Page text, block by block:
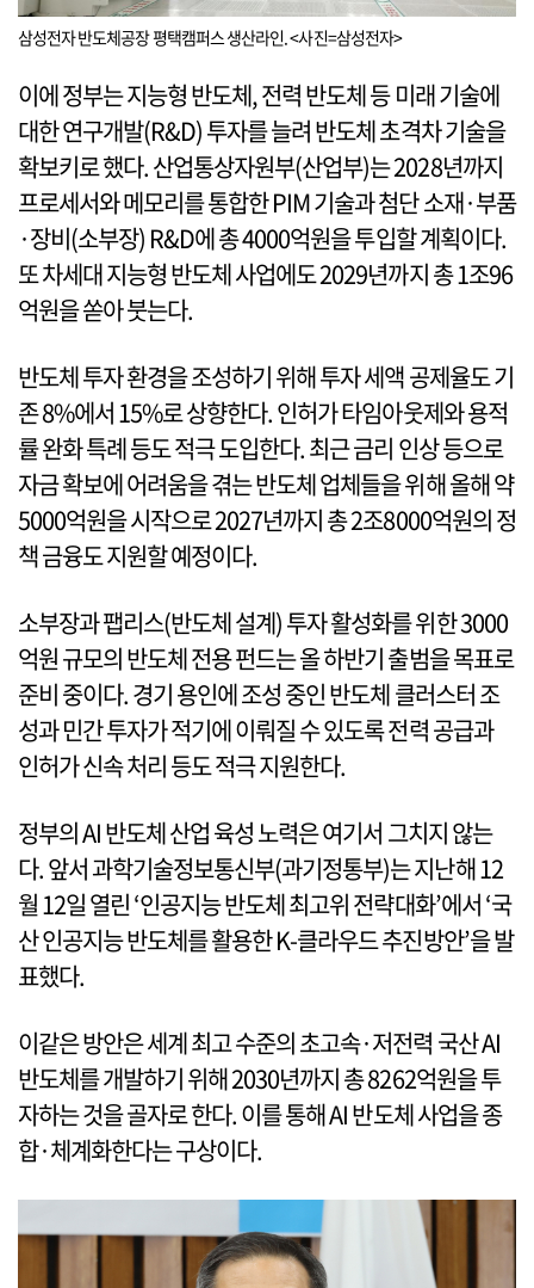
삼성전자 반도체공장 평택캠퍼스 생산라인. <사진=삼성전자>
이에 정부는 지능형 반도체, 전력 반도체 등 미래 기술에
대한 연구개발(R&D) 투자를 늘려 반도체 초격차 기술을
확보키로 했다. 산업통상자원부(산업부)는 2028년까지
프로세서와 메모리를 통합한 PIM 기술과 첨단 소재·부품
·장비(소부장) R&D에 총 4000억원을 투입할 계획이다.
또 차세대 지능형 반도체 사업에도 2029년까지 총 1조96
억원을 쏟아 붓는다.
반도체 투자 환경을 조성하기 위해 투자 세액 공제율도 기
존 8%에서 15%로 상향한다. 인허가 타임아웃제와 용적
률 완화 특례 등도 적극 도입한다. 최근 금리 인상 등으로
자금 확보에 어려움을 겪는 반도체 업체들을 위해 올해 약
5000억원을 시작으로 2027년까지 총 2조8000억원의 정
책 금융도 지원할 예정이다.
소부장과 팹리스(반도체 설계) 투자 활성화를 위한 3000
억원 규모의 반도체 전용 펀드는 올 하반기 출범을 목표로
준비 중이다. 경기 용인에 조성 중인 반도체 클러스터 조
성과 민간 투자가 적기에 이뤄질 수 있도록 전력 공급과
인허가 신속 처리 등도 적극 지원한다.
정부의 AI 반도체 산업 육성 노력은 여기서 그치지 않는
다. 앞서 과학기술정보통신부(과기정통부)는 지난해 12
월 12일 열린 ‘인공지능 반도체 최고위 전략대화’에서 ‘국
산 인공지능 반도체를 활용한 K-클라우드 추진방안’을 발
표했다.
이같은 방안은 세계 최고 수준의 초고속·저전력 국산 AI
반도체를 개발하기 위해 2030년까지 총 8262억원을 투
자하는 것을 골자로 한다. 이를 통해 AI 반도체 사업을 종
합·체계화한다는 구상이다.